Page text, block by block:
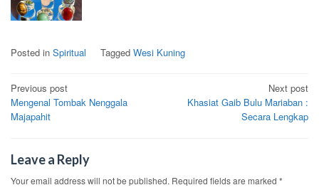
Posted in Spiritual Tagged Wesi Kuning
Post
navigation
Previous post
Mengenal Tombak Nenggala
Majapahit
Next post
Khasiat Gaib Bulu Mariaban :
Secara Lengkap
Leave a Reply
Your email address will not be published. Required fields are marked *